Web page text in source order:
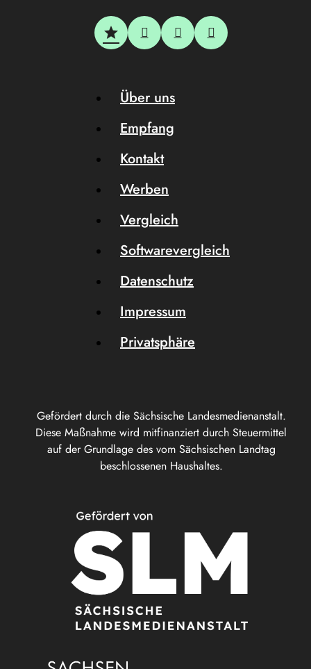
Gefördert durch die Sächsische Landesmedienanstalt.
Diese Maßnahme wird mitfinanziert durch Steuermittel
auf der Grundlage des vom Sächsischen Landtag
beschlossenen Haushaltes.
Über uns
Empfang
Kontakt
Werben
Vergleich
Softwarevergleich
Datenschutz
Impressum
Privatsphäre